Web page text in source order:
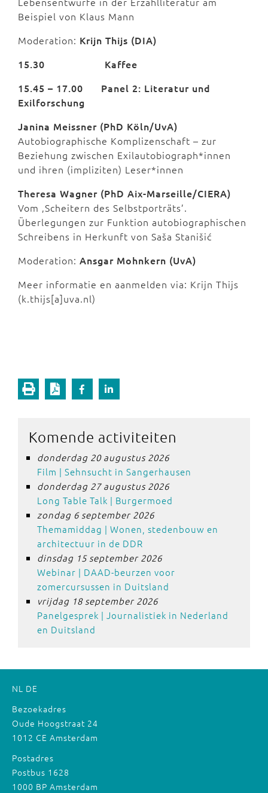
Beispiel von Klaus Mann
Moderation: Krijn Thijs (DIA)
15.30
Kaffee
15.45 – 17.00
Panel 2: Literatur und
Exilforschung
Janina Meissner (PhD Köln/UvA)
Autobiographische Komplizenschaft – zur
Beziehung zwischen Exilautobiograph*innen
und ihren (impliziten) Leser*innen
Theresa Wagner (PhD Aix-Marseille/CIERA)
Vom ‚Scheitern des Selbstporträts’.
Überlegungen zur Funktion autobiographischen
Schreibens in Herkunft von Saša Stanišić
Moderation: Ansgar Mohnkern (UvA)
Meer informatie en aanmelden via: Krijn Thijs
(k.thijs[a]uva.nl)
Komende activiteiten
donderdag 20 augustus 2026
Film | Sehnsucht in Sangerhausen
donderdag 27 augustus 2026
Long Table Talk | Burgermoed
zondag 6 september 2026
Themamiddag | Wonen, stedenbouw en
architectuur in de DDR
dinsdag 15 september 2026
Webinar | DAAD-beurzen voor
zomercursussen in Duitsland
vrijdag 18 september 2026
Panelgesprek | Journalistiek in Nederland
en Duitsland
NL DE
Bezoekadres
Oude Hoogstraat 24
1012 CE Amsterdam
Postadres
Postbus 1628
1000 BP Amsterdam